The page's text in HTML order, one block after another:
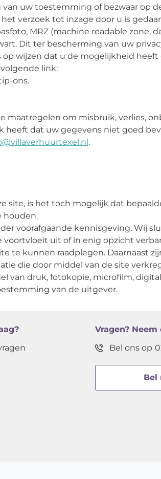
uw toestemming of bezwaar op
verzoek tot inzage door u is
MRZ (machine readable zone,
Dit ter bescherming van uw
op wijzen dat u de mogelijkheid
link:
ons.
maatregelen om misbruik, verlies,
dat uw gegevens niet goed
.
site, is het toch mogelijk dat
houden.
voorafgaande kennisgeving. Wij
voortvloeit uit of in enig opzicht
te kunnen raadplegen. Daarnaast
die door middel van de site
van druk, fotokopie, microfilm,
van de uitgever.
Vragen? Neem
Bel ons op
Bel